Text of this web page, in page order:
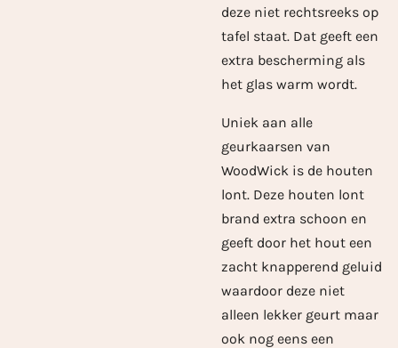
deze niet rechtsreeks op
tafel staat. Dat geeft een
extra bescherming als
het glas warm wordt.
Uniek aan alle
geurkaarsen van
WoodWick is de houten
lont. Deze houten lont
brand extra schoon en
geeft door het hout een
zacht knapperend geluid
waardoor deze niet
alleen lekker geurt maar
ook nog eens een